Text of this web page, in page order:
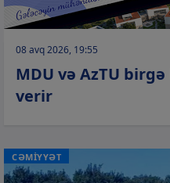
08 avq 2026, 19:55
MDU və AzTU
verir
CƏMİYYƏT